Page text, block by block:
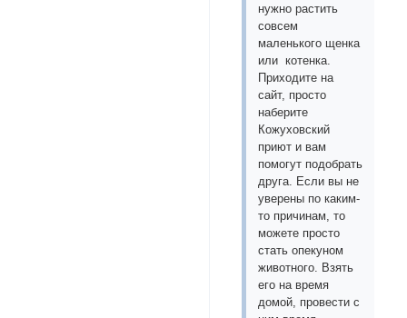
нужно растить
совсем
маленького щенка
или котенка.
Приходите на
сайт, просто
наберите
Кожуховский
приют и вам
помогут подобрать
друга. Если вы не
уверены по каким-
то причинам, то
можете просто
стать опекуном
животного. Взять
его на время
домой, провести с